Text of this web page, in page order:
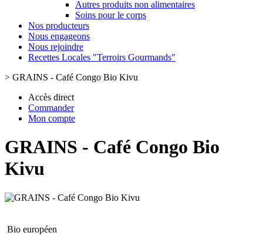
Autres produits non alimentaires
Soins pour le corps
Nos producteurs
Nous engageons
Nous rejoindre
Recettes Locales "Terroirs Gourmands"
> GRAINS - Café Congo Bio Kivu
Accès direct
Commander
Mon compte
GRAINS - Café Congo Bio
Kivu
Bio européen